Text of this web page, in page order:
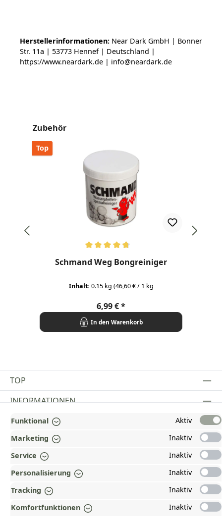
Herstellerinformationen: Near Dark GmbH | Bonner
Str. 11a | 53773 Hennef | Deutschland |
https://www.neardark.de | info@neardark.de
Produktgalerie überspringen
Zubehör
Top
Schmand Weg Bongreiniger
Inhalt: 0.15 kg (46,60 € / 1 kg
Regulärer Preis:
6,99 €
In den Warenkorb
TOP
INFORMATIONEN
GESETZLICHE INFORMATIONEN
ZAHLUNGS- UND VERSANDARTEN
AUSGEZEICHNET UND ZERTIFIZIERT!
UNSERE COMMUNITIES
Funktional
Aktiv
Marketing
Inaktiv
Service
Inaktiv
Personalisierung
Inaktiv
Tracking
Inaktiv
Komfortfunktionen
Inaktiv